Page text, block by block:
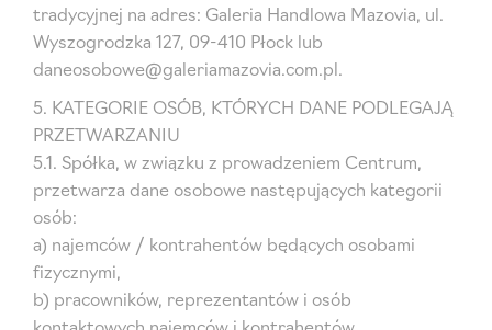
tradycyjnej na adres: Galeria Handlowa Mazovia, ul.
Wyszogrodzka 127, 09-410 Płock lub
daneosobowe@galeriamazovia.com.pl.
5. KATEGORIE OSÓB, KTÓRYCH DANE PODLEGAJĄ
PRZETWARZANIU
5.1. Spółka, w związku z prowadzeniem Centrum,
przetwarza dane osobowe następujących kategorii
osób:
a) najemców / kontrahentów będących osobami
fizycznymi,
b) pracowników, reprezentantów i osób